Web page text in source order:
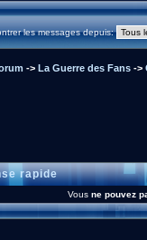
les messages depuis:
-> La Guerre des Fans->
rapide
Vous ne pouvez